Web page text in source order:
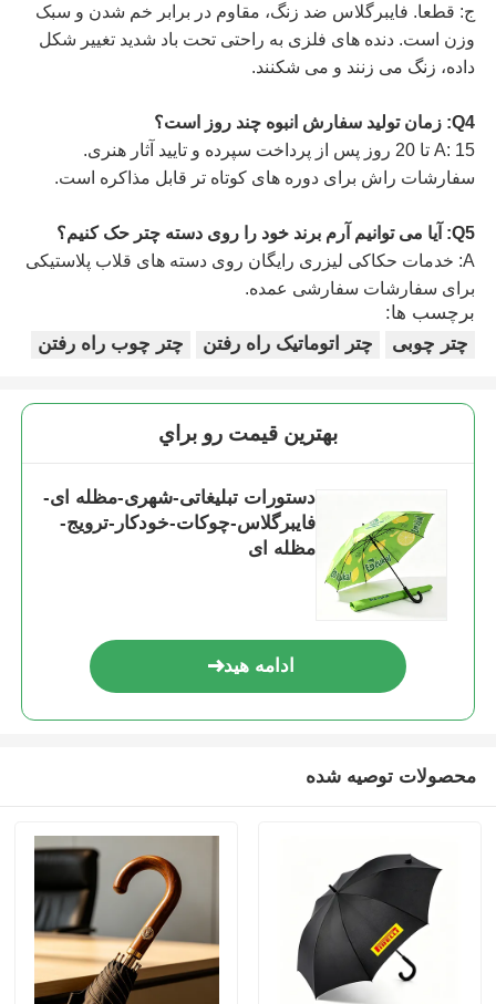
ج: قطعا. فایبرگلاس ضد زنگ، مقاوم در برابر خم شدن و سبک
وزن است. دنده های فلزی به راحتی تحت باد شدید تغییر شکل
داده، زنگ می زنند و می شکنند.
Q4: زمان تولید سفارش انبوه چند روز است؟
A: 15 تا 20 روز پس از پرداخت سپرده و تایید آثار هنری.
سفارشات راش برای دوره های کوتاه تر قابل مذاکره است.
Q5: آیا می توانیم آرم برند خود را روی دسته چتر حک کنیم؟
A: خدمات حکاکی لیزری رایگان روی دسته های قلاب پلاستیکی
برای سفارشات سفارشی عمده.
برچسب ها:
چتر چوبی
چتر اتوماتیک راه رفتن چتر چوب راه رفتن
بهترين قيمت رو براي
دستورات تبلیغاتی-شهری-مظله ای-
فایبرگلاس-چوکات-خودکار-ترویج-
مظله ای
ادامه هید
محصولات توصیه شده